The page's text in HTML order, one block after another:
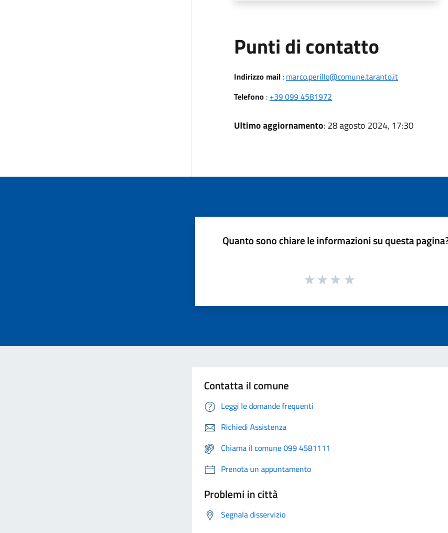
Punti di contatto
Indirizzo mail: marco.perillo@comune.taranto.it
Telefono : +39 099 4581972
Ultimo aggiornamento: 28 agosto 2024, 17:30
Quanto sono chiare le informazioni su questa
Contatta il comune
Leggi le domande frequenti
Richiedi Assistenza
Chiama il comune 099 4581111
Prenota un appuntamento
Problemi in città
Segnala disservizio